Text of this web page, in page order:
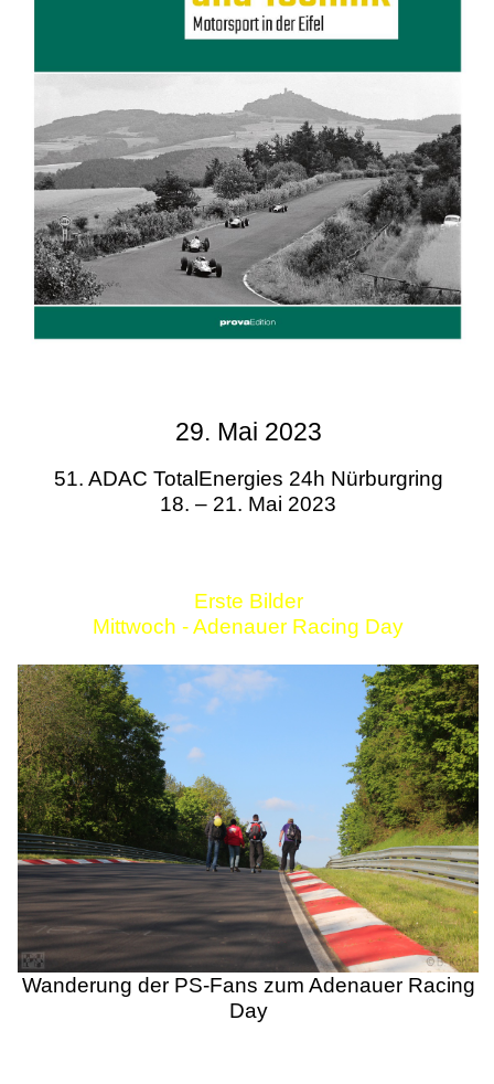
29. Mai 2023
51. ADAC TotalEnergies 24h Nürburgring
18. – 21. Mai 2023
Erste Bilder
Mittwoch - Adenauer Racing Day
Wanderung der PS-Fans zum Adenauer Racing
Day